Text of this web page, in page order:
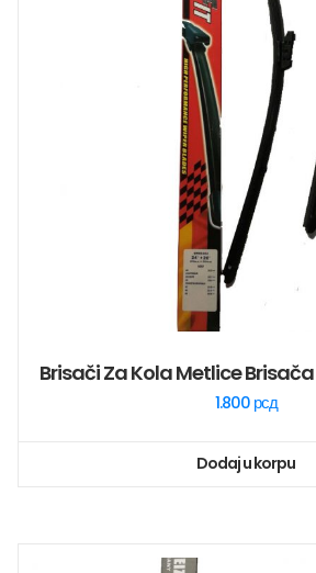
Brisači Za Kola Metlice
1.800 рсд
Dodaj u korpu